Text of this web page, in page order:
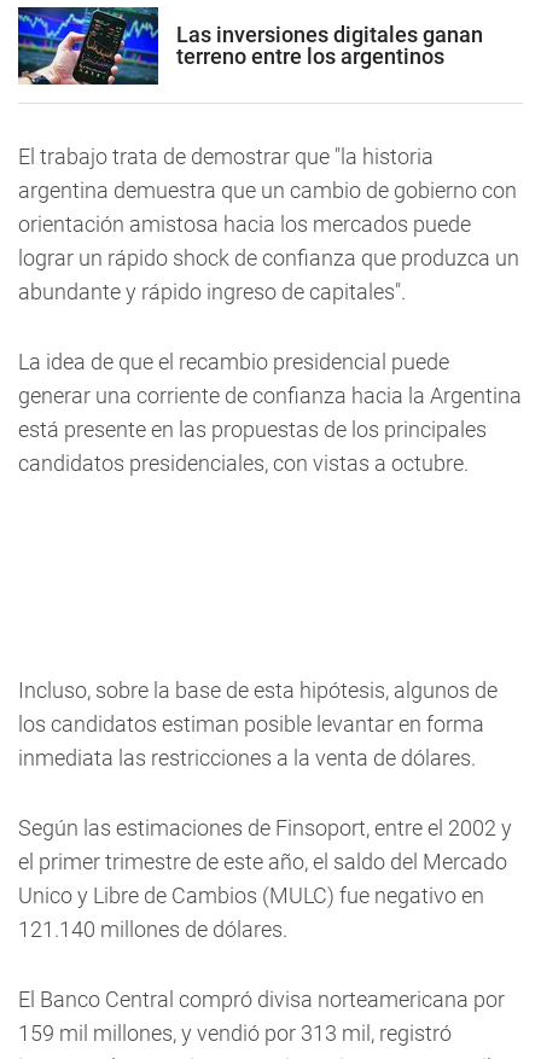
Las inversiones digitales ganan
terreno entre los argentinos
El trabajo trata de demostrar que "la historia
argentina demuestra que un cambio de gobierno con
orientación amistosa hacia los mercados puede
lograr un rápido shock de confianza que produzca un
abundante y rápido ingreso de capitales".
La idea de que el recambio presidencial puede
generar una corriente de confianza hacia la Argentina
está presente en las propuestas de los principales
candidatos presidenciales, con vistas a octubre.
Incluso, sobre la base de esta hipótesis, algunos de
los candidatos estiman posible levantar en forma
inmediata las restricciones a la venta de dólares.
Según las estimaciones de Finsoport, entre el 2002 y
el primer trimestre de este año, el saldo del Mercado
Unico y Libre de Cambios (MULC) fue negativo en
121.140 millones de dólares.
El Banco Central compró divisa norteamericana por
159 mil millones, y vendió por 313 mil, registró